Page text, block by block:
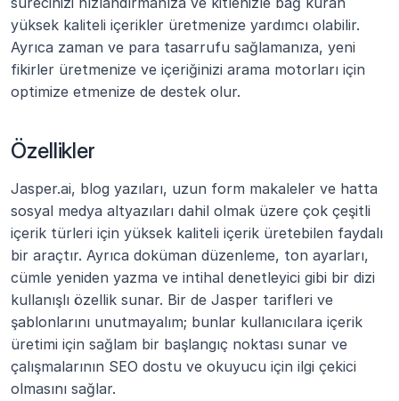
yüksek kaliteli içerikler üretmenize yardımcı olabilir.
Ayrıca zaman ve para tasarrufu sağlamanıza, yeni
fikirler üretmenize ve içeriğinizi arama motorları için
optimize etmenize de destek olur.
Özellikler
Jasper.ai, blog yazıları, uzun form makaleler ve hatta
sosyal medya altyazıları dahil olmak üzere çok çeşitli
içerik türleri için yüksek kaliteli içerik üretebilen faydalı
bir araçtır. Ayrıca doküman düzenleme, ton ayarları,
cümle yeniden yazma ve intihal denetleyici gibi bir dizi
kullanışlı özellik sunar. Bir de Jasper tarifleri ve
şablonlarını unutmayalım; bunlar kullanıcılara içerik
üretimi için sağlam bir başlangıç noktası sunar ve
çalışmalarının SEO dostu ve okuyucu için ilgi çekici
olmasını sağlar.